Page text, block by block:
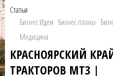
Статьи
Бизнес Идеи Бизнес планы
Медицина
КРАСНОЯРСКИЙ
ТРАКТОРОВ МТЗ |